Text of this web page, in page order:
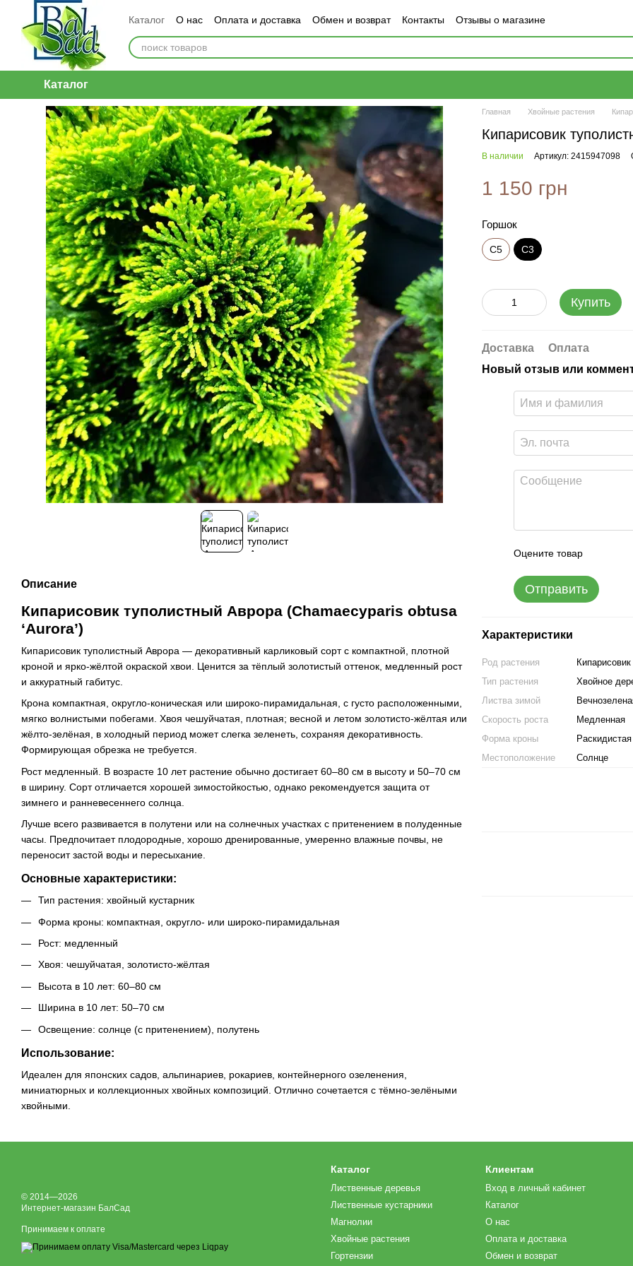
Перейти к основному контенту
Каталог О нас Оплата и доставка Обмен и возврат Контакты Отзывы о магазине
Каталог
Описание
Кипарисовик туполистный Аврора (Chamaecyparis obtusa
‘Aurora’)
Кипарисовик туполистный Аврора — декоративный карликовый сорт с компактной, плотной
кроной и ярко-жёлтой окраской хвои. Ценится за тёплый золотистый оттенок, медленный рост
и аккуратный габитус.
Крона компактная, округло-коническая или широко-пирамидальная, с густо расположенными,
мягко волнистыми побегами. Хвоя чешуйчатая, плотная; весной и летом золотисто-жёлтая или
жёлто-зелёная, в холодный период может слегка зеленеть, сохраняя декоративность.
Формирующая обрезка не требуется.
Рост медленный. В возрасте 10 лет растение обычно достигает 60–80 см в высоту и 50–70 см
в ширину. Сорт отличается хорошей зимостойкостью, однако рекомендуется защита от
зимнего и ранневесеннего солнца.
Лучше всего развивается в полутени или на солнечных участках с притенением в полуденные
часы. Предпочитает плодородные, хорошо дренированные, умеренно влажные почвы, не
переносит застой воды и пересыхание.
Основные характеристики:
Тип растения: хвойный кустарник
Форма кроны: компактная, округло- или широко-пирамидальная
Рост: медленный
Хвоя: чешуйчатая, золотисто-жёлтая
Высота в 10 лет: 60–80 см
Ширина в 10 лет: 50–70 см
Освещение: солнце (с притенением), полутень
Использование:
Идеален для японских садов, альпинариев, рокариев, контейнерного озеленения,
миниатюрных и коллекционных хвойных композиций. Отлично сочетается с тёмно-зелёными
хвойными.
Главная Хвойные растения
Кипарисовик
В наличии Артикул: 2415947098
1 150 грн
Горшок
С5 С3
Купить
Доставка
Оплата
Новый отзыв или
Оцените товар
Отправить
Характеристики
Род растения
Кипарисовик
Тип растения
Хвойное
Листва зимой
Скорость роста
Медленная
Форма кроны
Раскидистая
Местоположение
Солнце
© 2014—2026
Интернет-магазин БалСад
Принимаем к оплате
Каталог
Лиственные деревья
Лиственные кустарники
Магнолии
Хвойные растения
Гортензии
Клиентам
Вход в личный кабинет
Каталог
О нас
Оплата и доставка
Обмен и возврат